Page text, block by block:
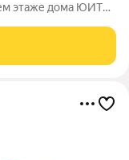
этаже дома ЮИТ
Ее главное